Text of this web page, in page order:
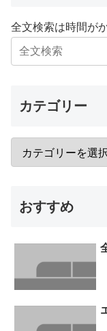
全文検索は時間が
カテゴリー
おすすめ